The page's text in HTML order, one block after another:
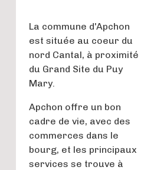
cantal Solidaire
La commune d'Apchon
est située au coeur du
nord Cantal, à proximité
du Grand Site du Puy
Mary.
Apchon offre un bon
cadre de vie, avec des
commerces dans le
bourg, et les principaux
services se trouve à